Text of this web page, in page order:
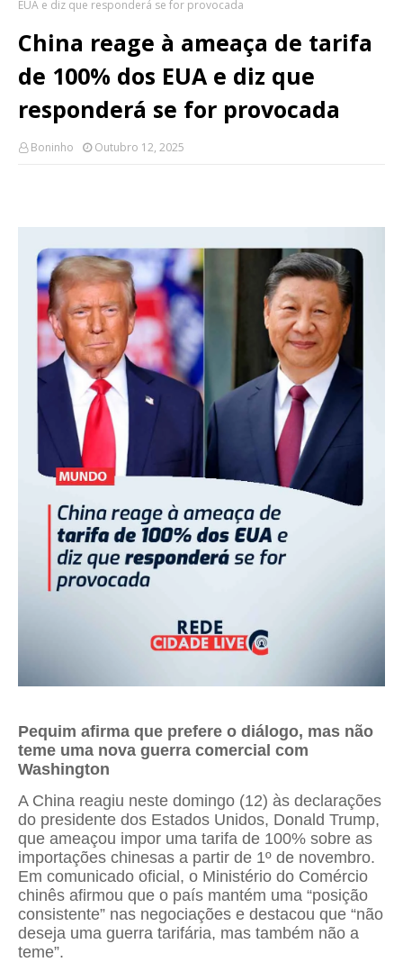
EUA e diz que responderá se for provocada
China reage à ameaça de tarifa
de 100% dos EUA e diz que
responderá se for provocada
Boninho Outubro 12, 2025
Pequim afirma que prefere o diálogo, mas não
teme uma nova guerra comercial com
Washington
A China reagiu neste domingo (12) às declarações
do presidente dos Estados Unidos, Donald Trump,
que ameaçou impor uma tarifa de 100% sobre as
importações chinesas a partir de 1º de novembro.
Em comunicado oficial, o Ministério do Comércio
chinês afirmou que o país mantém uma “posição
consistente” nas negociações e destacou que “não
deseja uma guerra tarifária, mas também não a
teme”.